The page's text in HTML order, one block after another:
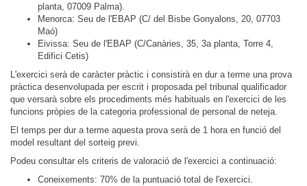
planta, 07009 Palma).
Menorca: Seu de l'EBAP (C/ del Bisbe Gonyalons, 20, 07703
Maó)
Eivissa: Seu de l'EBAP (C/Canàries, 35, 3a planta, Torre 4,
Edifici Cetis)
L'exercici serà de caràcter pràctic i consistirà en dur a terme una prova
pràctica desenvolupada per escrit i proposada pel tribunal qualificador
que versarà sobre els procediments més habituals en l'exercici de les
funcions pròpies de la categoria professional de personal de neteja.
El temps per dur a terme aquesta prova serà de 1 hora en funció del
model resultant del sorteig previ.
Podeu consultar els criteris de valoració de l'exercici a continuació:
Coneixements: 70% de la puntuació total de l'exercici.